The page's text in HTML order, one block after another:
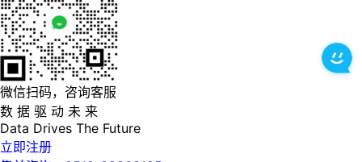
微信扫码，咨询客服
数 据 驱 动 未 来
Data Drives The Future
立即注册